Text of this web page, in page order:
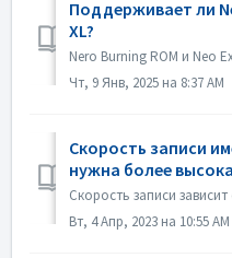
Поддерживает ли
XL?
Чт, 9 Янв, 2025 на 8:37 AM
Скорость записи
нужна более
Вт, 4 Апр, 2023 на 10:55 AM